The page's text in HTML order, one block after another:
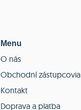
Menu
O nás
Obchodní zástupcovia
Kontakt
Doprava a platba